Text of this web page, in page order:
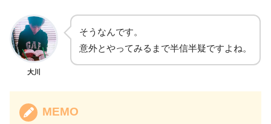
大川
そうなんです。
意外とやってみるまで半信半疑ですよね。
MEMO